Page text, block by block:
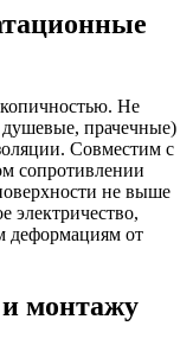
Не
прачечные)
Совместим с
сопротивлении
не выше
электричество,
деформациям от
монтажу